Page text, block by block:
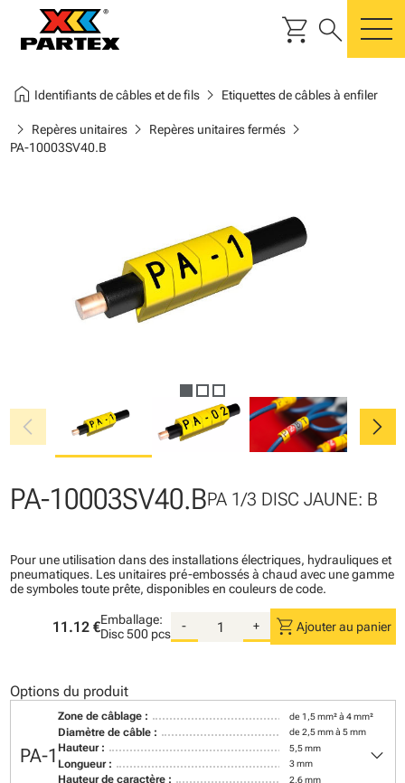
shopping_cart search
home Identifiants de câbles et de filschevron_right Etiquettes de câbles à enfiler
chevron_right Repères unitaireschevron_right Repères unitaires ferméschevron_right
PA-10003SV40.B
chevron_left chevron_right
PA-10003SV40.BPA 1/3 DISC JAUNE: B
Pour une utilisation dans des installations électriques, hydrauliques et
pneumatiques. Les unitaires pré-embossés à chaud avec une gamme
de symboles toute prête, disponibles en couleurs de code.
11.12 €Emballage:
Disc500 pcs
- + shopping_cart Ajouter au panier
Options du produit
PA-1
Zone de câblage : de 1,5 mm² à 4 mm²
Diamètre de câble : de 2,5 mm à 5 mm
Hauteur : 5,5 mm
Longueur : 3 mm
Hauteur de caractère : 2,6 mm
keyboard_arrow_down